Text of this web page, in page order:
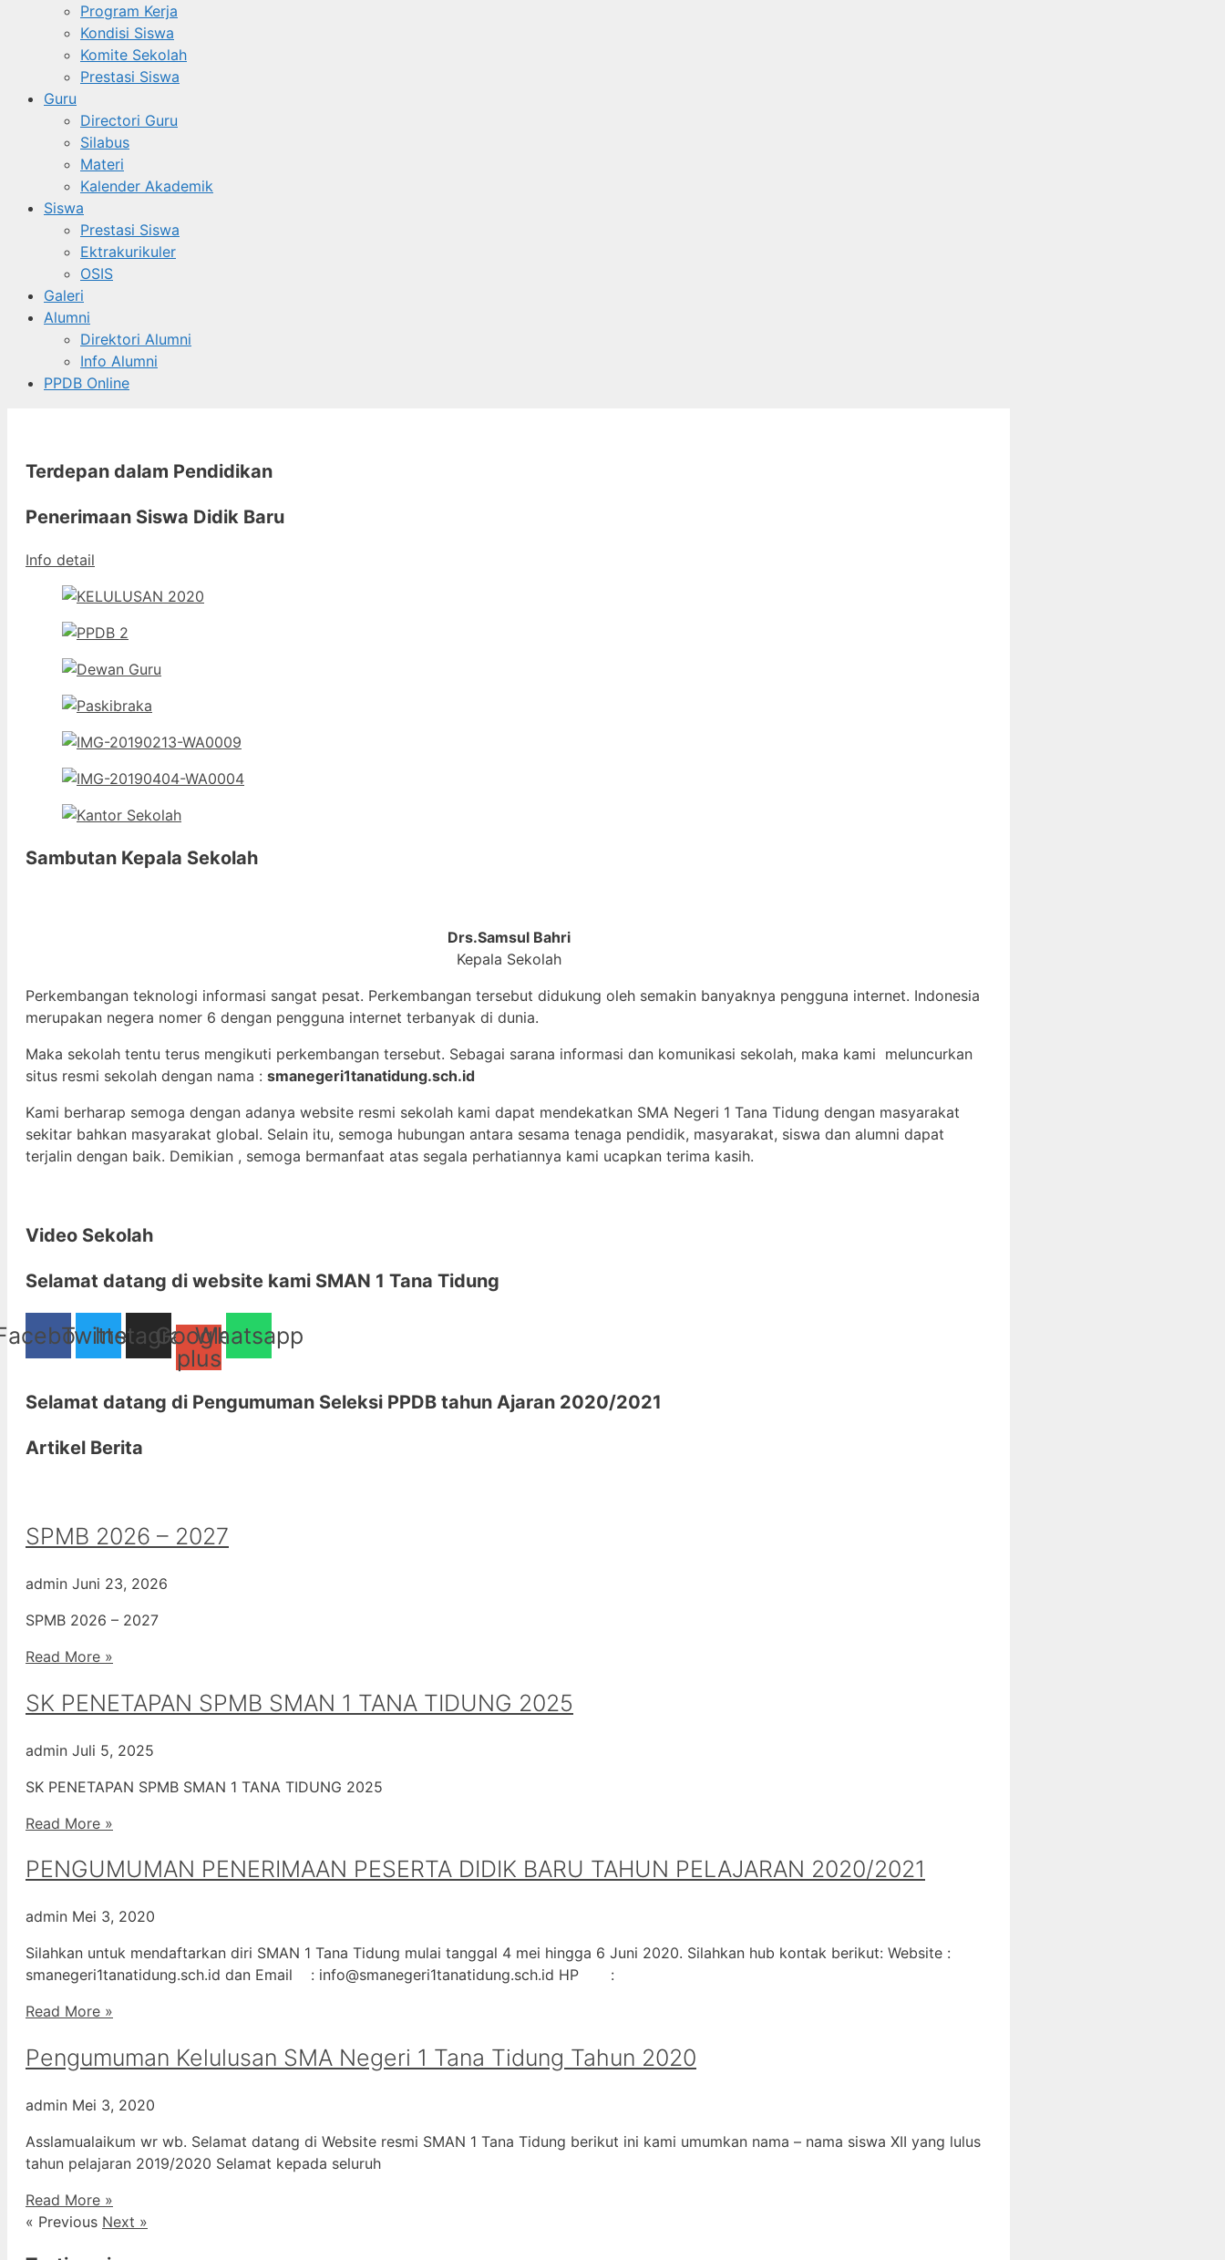
Program Kerja
Kondisi Siswa
Komite Sekolah
Prestasi Siswa
Guru
Directori Guru
Silabus
Materi
Kalender Akademik
Siswa
Prestasi Siswa
Ektrakurikuler
OSIS
Galeri
Alumni
Direktori Alumni
Info Alumni
PPDB Online
Terdepan dalam Pendidikan
Penerimaan Siswa Didik Baru
Info detail
Sambutan Kepala Sekolah
Drs.Samsul Bahri
Kepala Sekolah
Perkembangan teknologi informasi sangat pesat. Perkembangan tersebut didukung oleh semakin banyaknya pengguna internet. Indonesia
merupakan negera nomer 6 dengan pengguna internet terbanyak di dunia.
Maka sekolah tentu terus mengikuti perkembangan tersebut. Sebagai sarana informasi dan komunikasi sekolah, maka kami meluncurkan
situs resmi sekolah dengan nama : smanegeri1tanatidung.sch.id
Kami berharap semoga dengan adanya website resmi sekolah kami dapat mendekatkan SMA Negeri 1 Tana Tidung dengan masyarakat
sekitar bahkan masyarakat global. Selain itu, semoga hubungan antara sesama tenaga pendidik, masyarakat, siswa dan alumni dapat
terjalin dengan baik. Demikian , semoga bermanfaat atas segala perhatiannya kami ucapkan terima kasih.
Video Sekolah
Selamat datang di website kami SMAN 1 Tana Tidung
Twitter
Instagram
Google-
plus
Whatsapp
Selamat datang di Pengumuman Seleksi PPDB tahun Ajaran 2020/2021
Artikel Berita
SPMB 2026 – 2027
admin Juni 23, 2026
SPMB 2026 – 2027
Read More »
SK PENETAPAN SPMB SMAN 1 TANA TIDUNG 2025
admin Juli 5, 2025
SK PENETAPAN SPMB SMAN 1 TANA TIDUNG 2025
Read More »
PENGUMUMAN PENERIMAAN PESERTA DIDIK BARU TAHUN PELAJARAN 2020/2021
admin Mei 3, 2020
Silahkan untuk mendaftarkan diri SMAN 1 Tana Tidung mulai tanggal 4 mei hingga 6 Juni 2020. Silahkan hub kontak berikut: Website :
smanegeri1tanatidung.sch.id dan Email : info@smanegeri1tanatidung.sch.id HP :
Read More »
Pengumuman Kelulusan SMA Negeri 1 Tana Tidung Tahun 2020
admin Mei 3, 2020
Asslamualaikum wr wb. Selamat datang di Website resmi SMAN 1 Tana Tidung berikut ini kami umumkan nama – nama siswa XII yang lulus
tahun pelajaran 2019/2020 Selamat kepada seluruh
Read More »
« Previous Next »